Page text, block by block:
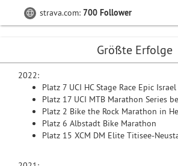
strava.com: 700 Follower
Größte Erfolge
2022:
Platz 7 UCI HC Stage Race Epic Israel
Platz 17 UCI MTB Marathon Series
Platz 2 Bike the Rock Marathon in
Platz 6 Albstadt Bike Marathon
Platz 15 XCM DM Elite Titisee-